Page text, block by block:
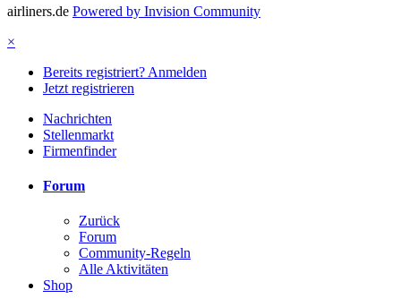
airliners.de Powered by Invision Community
×
Bereits registriert? Anmelden
Jetzt registrieren
Nachrichten
Stellenmarkt
Firmenfinder
Forum
Zurück
Forum
Community-Regeln
Alle Aktivitäten
Shop